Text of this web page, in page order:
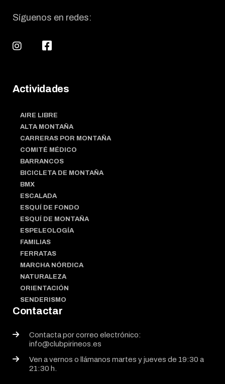
Síguenos en redes:
Actividades
AIRE LIBRE
ALTA MONTAÑA
CARRERAS POR MONTAÑA
COMITÉ MÉDICO
BARRANCOS
BICICLETA DE MONTAÑA
BMX
ESCALADA
ESQUÍ DE FONDO
ESQUÍ DE MONTAÑA
ESPELEOLOGÍA
FAMILIAS
FERRATAS
MARCHA NÓRDICA
NATURALEZA
ORIENTACIÓN
SENDERISMO
Contactar
Contacta por correo electrónico:
info@clubpirineos.es
Ven a vernos o llámanos martes y jueves de 19:30 a
21:30 h.